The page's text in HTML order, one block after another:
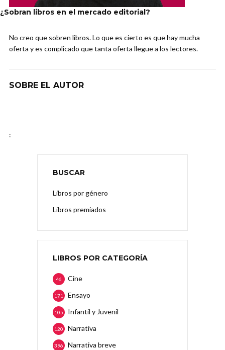
¿Sobran libros en el mercado editorial?
No creo que sobren libros. Lo que es cierto es que hay mucha
oferta y es complicado que tanta oferta llegue a los lectores.
SOBRE EL AUTOR
:
BUSCAR
Libros por género
Libros premiados
LIBROS POR CATEGORÍA
Cine
46
Ensayo
171
Infantil y Juvenil
105
Narrativa
120
Narrativa breve
396